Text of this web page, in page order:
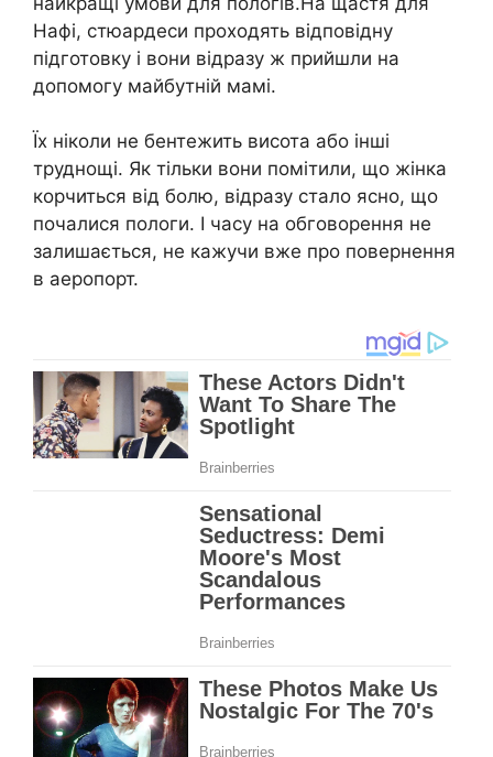
Нафі, стюардеси проходять відповідну
підготовку і вони відразу ж прийшли на
допомогу майбутній мамі.
Їх ніколи не бентежить висота або інші
труднощі. Як тільки вони помітили, що жінка
корчиться від болю, відразу стало ясно, що
почалися пологи. І часу на обговорення не
залишається, не кажучи вже про повернення
в аеропорт.